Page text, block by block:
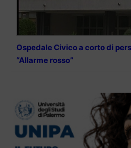
Ospedale Civico a corto di
“Allarme rosso”